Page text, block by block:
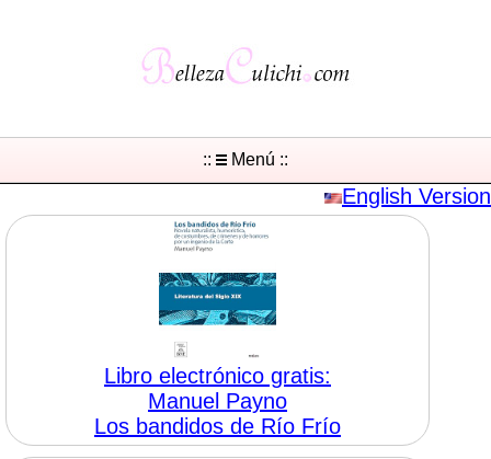
:: Menú ::
English Version
Libro electrónico gratis:
Manuel Payno
Los bandidos de Río Frío